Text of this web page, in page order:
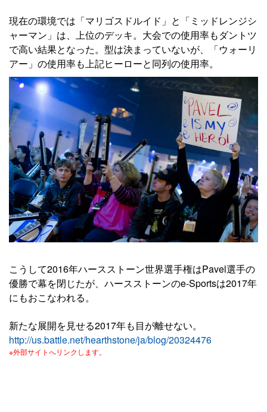
現在の環境では「マリゴスドルイド」と「ミッドレンジシ
ャーマン」は、上位のデッキ。大会での使用率もダントツ
で高い結果となった。型は決まっていないが、「ウォーリ
アー」の使用率も上記ヒーローと同列の使用率。
こうして2016年ハースストーン世界選手権はPavel選手の
優勝で幕を閉じたが、ハースストーンのe-Sportsは2017年
にもおこなわれる。
新たな展開を見せる2017年も目が離せない。
http://us.battle.net/hearthstone/ja/blog/20324476
※外部サイトへリンクします。